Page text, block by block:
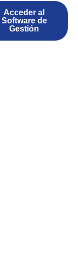
Acceder al
Software de
Gestión